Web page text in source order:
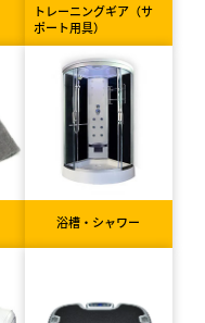
トレーニングギア（サ
ポート用具）
浴槽・シャワー